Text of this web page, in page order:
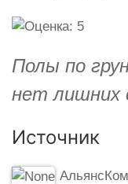
Полы по
нет лишних
Источник